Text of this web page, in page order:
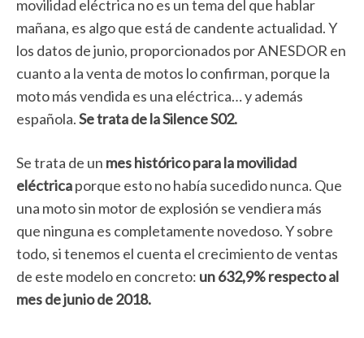
movilidad eléctrica no es un tema del que hablar
mañana, es algo que está de candente actualidad. Y
los datos de junio, proporcionados por ANESDOR en
cuanto a la venta de motos lo confirman, porque la
moto más vendida es una eléctrica… y además
española.Se trata de la Silence S02.
Se trata de un mes histórico para la movilidad
eléctricaporque esto no había sucedido nunca. Que
una moto sin motor de explosión se vendiera más
que ninguna es completamente novedoso. Y sobre
todo, si tenemos el cuenta el crecimiento de ventas
de este modelo en concreto: un 632,9% respecto al
mes de junio de 2018.